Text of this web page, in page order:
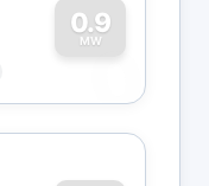
0.9
MW
0